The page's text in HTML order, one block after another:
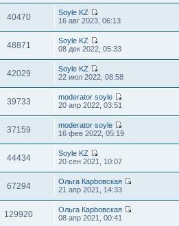
40470
Soyle KZ
16 авг 2023, 06:13
48871
Soyle KZ
08 дек 2022, 05:33
42029
Soyle KZ
22 июл 2022, 08:58
39733
moderator soyle
20 апр 2022, 03:51
37159
moderator soyle
16 фев 2022, 05:19
44434
Soyle KZ
20 сен 2021, 10:07
67294
Ольга Карbовская
21 апр 2021, 14:33
129920
Ольга Карbовская
08 апр 2021, 00:41